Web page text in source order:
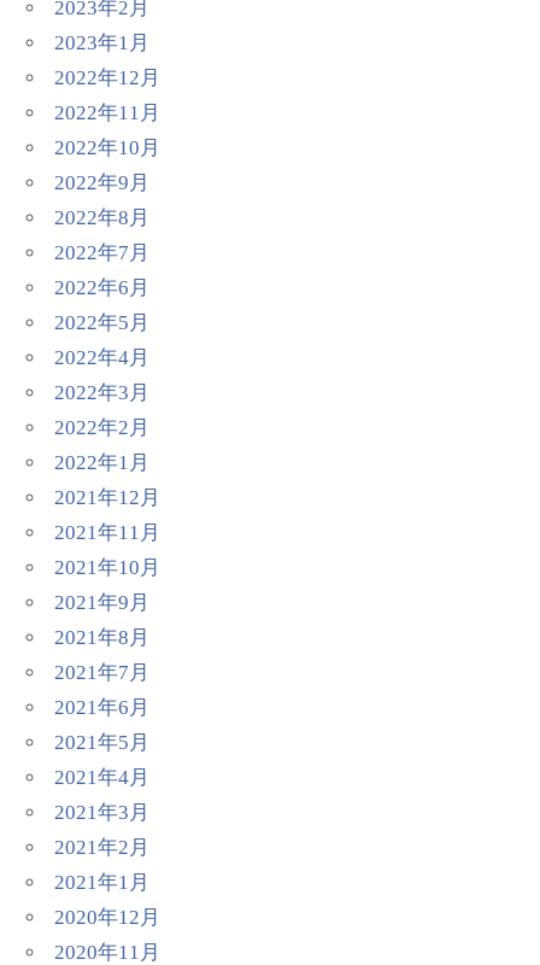
2023年2月
2023年1月
2022年12月
2022年11月
2022年10月
2022年9月
2022年8月
2022年7月
2022年6月
2022年5月
2022年4月
2022年3月
2022年2月
2022年1月
2021年12月
2021年11月
2021年10月
2021年9月
2021年8月
2021年7月
2021年6月
2021年5月
2021年4月
2021年3月
2021年2月
2021年1月
2020年12月
2020年11月